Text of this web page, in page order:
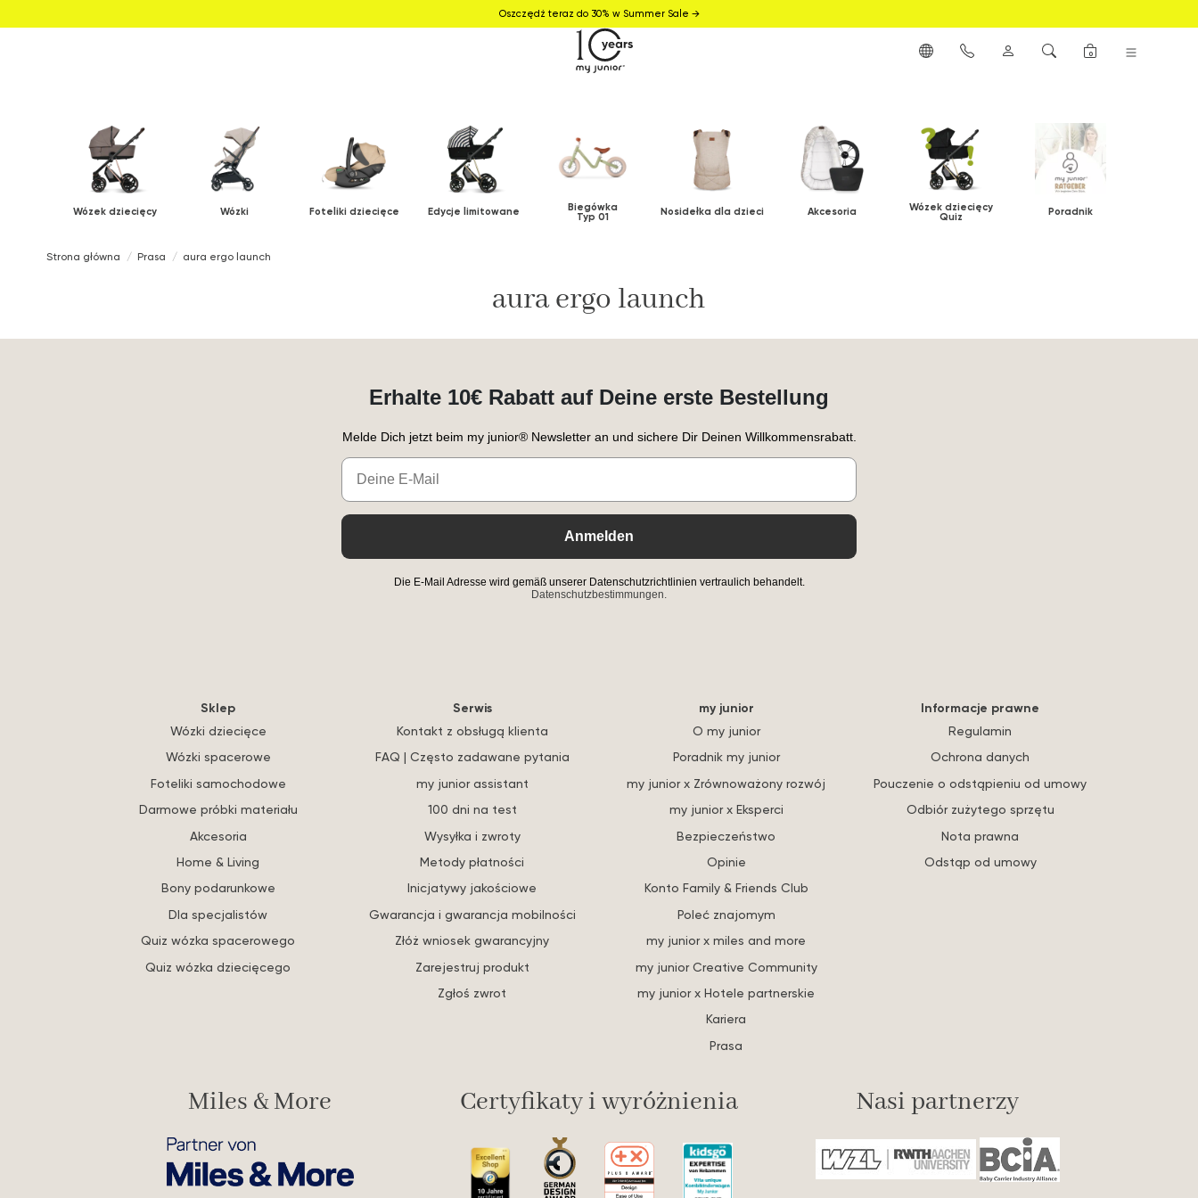
0
Oszczędź teraz do 30% w Summer Sale →
Wózek dziecięcy Wózki Foteliki dziecięce Edycje limitowane Biegówka
Typ 01 Nosidełka dla dzieci Akcesoria Wózek dziecięcy
Quiz Poradnik
Strona główna Prasa aura ergo launch
aura ergo launch
Erhalte 10€ Rabatt auf Deine erste Bestellung
Melde Dich jetzt beim my junior® Newsletter an und sichere Dir Deinen Willkommensrabatt.
Email
Anmelden
Die E-Mail Adresse wird gemäß unserer Datenschutzrichtlinien vertraulich behandelt.
Datenschutzbestimmungen.
Sklep
Wózki dziecięce
Wózki spacerowe
Foteliki samochodowe
Darmowe próbki materiału
Akcesoria
Home & Living
Bony podarunkowe
Dla specjalistów
Quiz wózka spacerowego
Quiz wózka dziecięcego
Serwis
Kontakt z obsługą klienta
FAQ | Często zadawane pytania
my junior assistant
100 dni na test
Wysyłka i zwroty
Metody płatności
Inicjatywy jakościowe
Gwarancja i gwarancja mobilności
Złóż wniosek gwarancyjny
Zarejestruj produkt
Zgłoś zwrot
my junior
O my junior
Poradnik my junior
my junior x Zrównoważony rozwój
my junior x Eksperci
Bezpieczeństwo
Opinie
Konto Family & Friends Club
Poleć znajomym
my junior x miles and more
my junior Creative Community
my junior x Hotele partnerskie
Kariera
Prasa
Informacje prawne
Regulamin
Ochrona danych
Pouczenie o odstąpieniu od umowy
Odbiór zużytego sprzętu
Nota prawna
Odstąp od umowy
Miles & More Certyfikaty i wyróżnienia Nasi partnerzy